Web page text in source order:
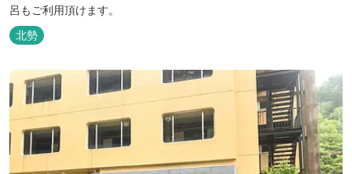
呂もご利用頂けます。
北勢